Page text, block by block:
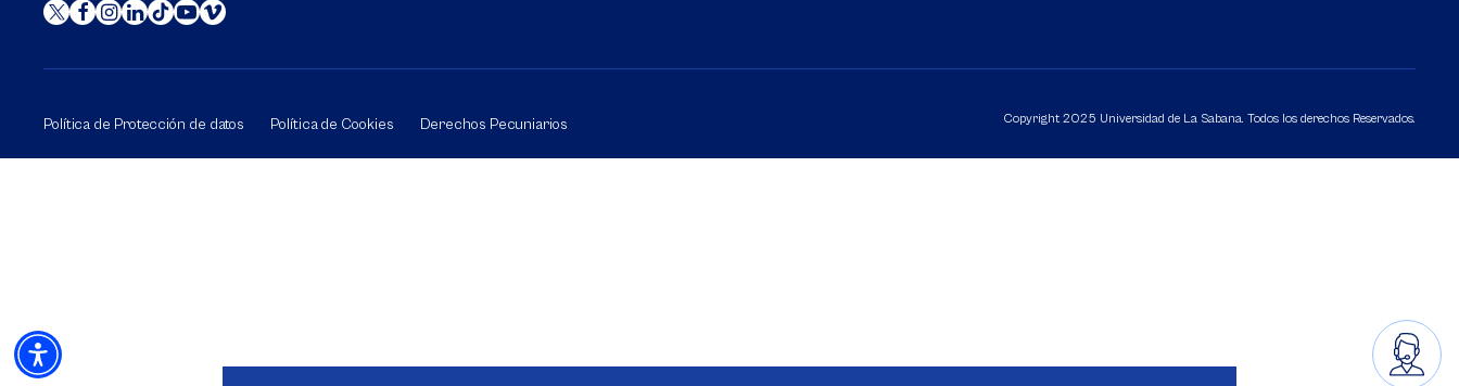
Política de Protección de datos Política de Cookies Derechos Pecuniarios Copyright 2025 Universidad de La Sabana. Todos los derechos Reservados.